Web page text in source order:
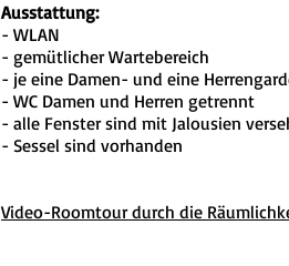
Ausstattung:
- WLAN
- gemütlicher Wartebereich
- je eine Damen- und eine
- WC Damen und Herren getrennt
- alle Fenster sind mit Jalousien
- Sessel sind vorhanden
Video-Roomtour durch die